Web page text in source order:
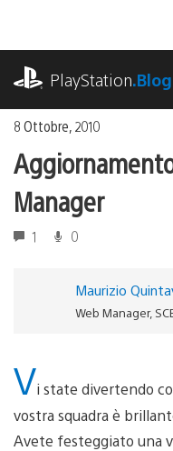
contenuto
PlayStation.Blog
8 Ottobre, 2010
Manager
1 0
Maurizio
Web Manager,
Vi state divertendo
vostra squadra è
Avete festeggiato una